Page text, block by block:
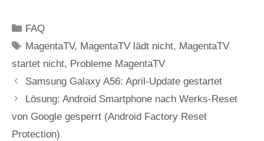
Kategorien
FAQ
Schlagwörter
MagentaTV, MagentaTV lädt nicht, MagentaTV
startet nicht, Probleme MagentaTV
Samsung Galaxy A56: April-Update gestartet
Lösung: Android Smartphone nach Werks-Reset
von Google gesperrt (Android Factory Reset
Protection)